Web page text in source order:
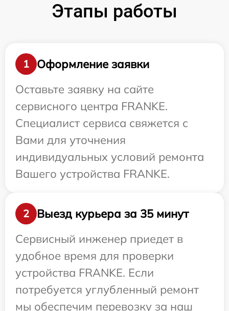
Этапы работы
1
Оформление заявки
Оставьте заявку на сайте
сервисного центра FRANKE.
Специалист сервиса свяжется с
Вами для уточнения
индивидуальных условий ремонта
Вашего устройства FRANKE.
2
Выезд курьера за 35 минут
Сервисный инженер приедет в
удобное время для проверки
устройства FRANKE. Если
потребуется углубленный ремонт
мы обеспечим перевозку за наш